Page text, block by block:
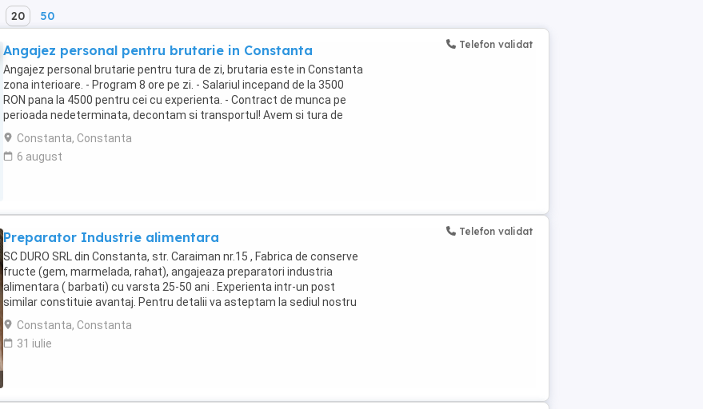
20 50
Angajez personal pentru brutarie in Constanta
Angajez personal brutarie pentru tura de zi, brutaria este in Constanta
zona interioare. - Program 8 ore pe zi. - Salariul incepand de la 3500
RON pana la 4500 pentru cei cu experienta. - Contract de munca pe
perioada nedeterminata, decontam si transportul! Avem si tura de
noapte pentru cei interesati. Mai ...
Constanta, Constanta
6 august
Telefon validat
Preparator Industrie alimentara
SC DURO SRL din Constanta, str. Caraiman nr.15 , Fabrica de conserve
fructe (gem, marmelada, rahat), angajeaza preparatori industria
alimentara ( barbati) cu varsta 25-50 ani . Experienta intr-un post
similar constituie avantaj. Pentru detalii va asteptam la sediul nostru
din Constanta str. Caraiman ...
Constanta, Constanta
31 iulie
Telefon validat